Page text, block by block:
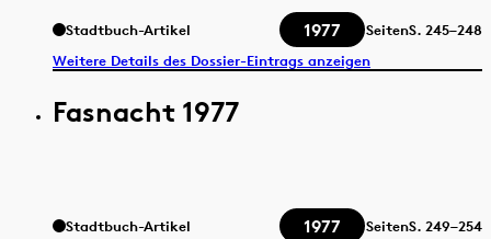
Stadtbuch-Artikel 1977 SeitenS. 245–248
Weitere Details des Dossier-Eintrags anzeigen
Fasnacht 1977
Stadtbuch-Artikel 1977 SeitenS. 249–254